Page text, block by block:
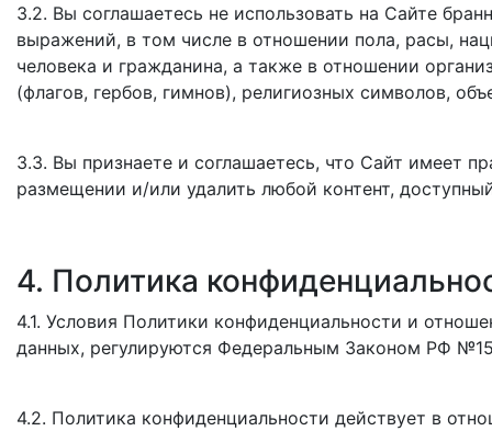
3.2. Вы соглашаетесь не использовать на Сайте
выражений, в том числе в отношении пола, расы,
человека и гражданина, а также в отношении
(флагов, гербов, гимнов), религиозных символов,
3.3. Вы признаете и соглашаетесь, что Сайт имеет
размещении и/или удалить любой контент,
4. Политика
4.1. Условия Политики конфиденциальности и
данных, регулируются Федеральным Законом РФ
4.2. Политика конфиденциальности действует в